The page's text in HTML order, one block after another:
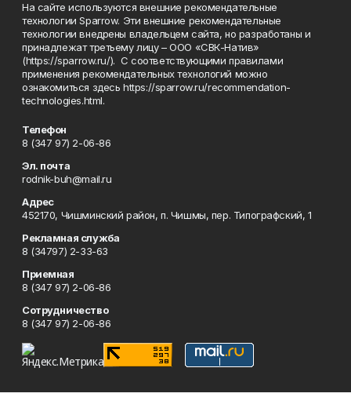
На сайте используются внешние рекомендательные
технологии Sparrow. Эти внешние рекомендательные
технологии внедрены владельцем сайта, но разработаны и
принадлежат третьему лицу – ООО «СВК-Натив»
(https://sparrow.ru/). С соответствующими правилами
применения рекомендательных технологий можно
ознакомиться здесь https://sparrow.ru/recommendation-
technologies.html.
Телефон
8 (347 97) 2-06-86
Эл. почта
rodnik-buh@mail.ru
Адрес
452170, Чишминский район, п. Чишмы, пер. Типографский, 1
Рекламная служба
8 (34797) 2-33-63
Приемная
8 (347 97) 2-06-86
Сотрудничество
8 (347 97) 2-06-86